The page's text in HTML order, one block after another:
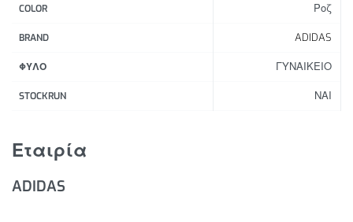
Στρογγυλή λαιμόκοψη
Ελαφρύ ύφασμα
COLOR Ροζ
BRAND ADIDAS
ΦΥΛΟ ΓΥΝΑΙΚΕΙΟ
STOCKRUN ΝΑΙ
Εταιρία
ADIDAS